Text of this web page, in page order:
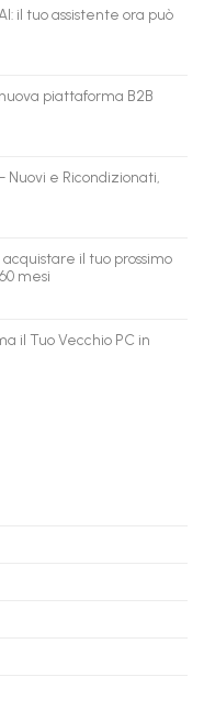
il tuo assistente ora può
piattaforma B2B
Nuovi e Ricondizionati,
il tuo prossimo
mesi
il Tuo Vecchio PC in